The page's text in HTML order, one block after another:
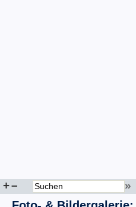
+– »